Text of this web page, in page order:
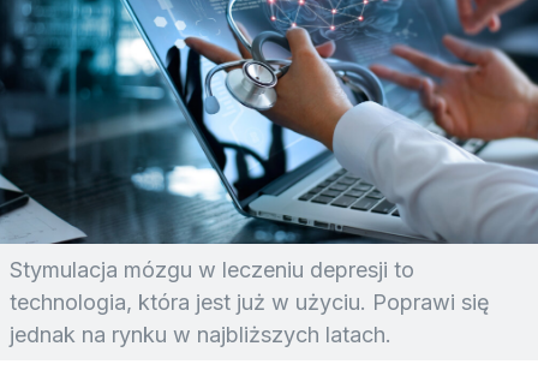
Stymulacja mózgu w leczeniu depresji to
technologia, która jest już w użyciu. Poprawi się
jednak na rynku w najbliższych latach.